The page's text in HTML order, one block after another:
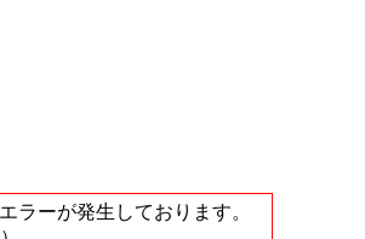
ラーが発生しております。